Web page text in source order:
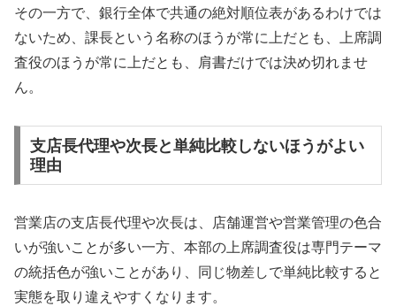
その一方で、銀行全体で共通の絶対順位表があるわけでは
ないため、課長という名称のほうが常に上だとも、上席調
査役のほうが常に上だとも、肩書だけでは決め切れませ
ん。
支店長代理や次長と単純比較しないほうがよい
理由
営業店の支店長代理や次長は、店舗運営や営業管理の色合
いが強いことが多い一方、本部の上席調査役は専門テーマ
の統括色が強いことがあり、同じ物差しで単純比較すると
実態を取り違えやすくなります。